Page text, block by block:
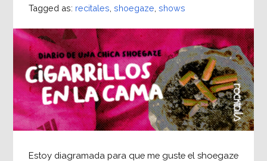
Tagged as: recitales shoegaze shows
Estoy diagramada para que me guste el shoegaze